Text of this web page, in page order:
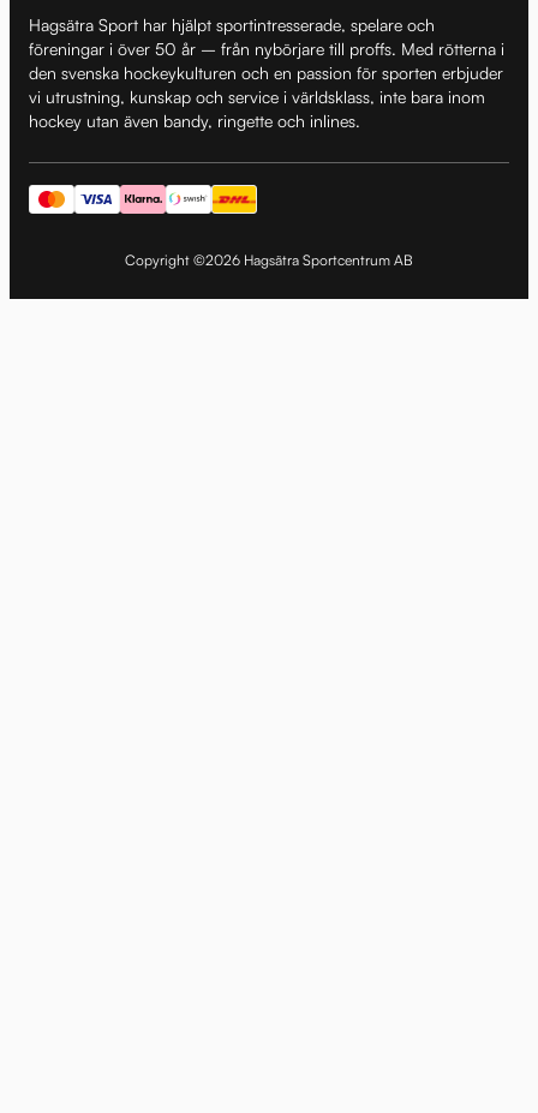
Hagsätra Sport har hjälpt sportintresserade, spelare och
föreningar i över 50 år – från nybörjare till proffs. Med rötterna i
den svenska hockeykulturen och en passion för sporten erbjuder
vi utrustning, kunskap och service i världsklass, inte bara inom
hockey utan även bandy, ringette och inlines.
Copyright ©2026 Hagsätra Sportcentrum AB